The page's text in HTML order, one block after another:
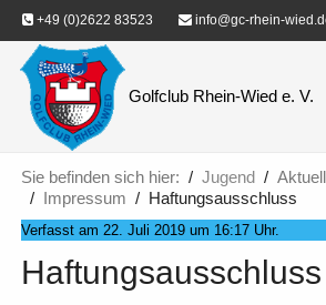
+49 (0)2622 83523 info@gc-rhein-
Golfclub Rhein-Wied e. V.
Sie befinden sich hier: Jugend
Impressum
Haftungsausschluss
Verfasst am 22. Juli 2019 um 16:17 Uhr.
Haftungsausschluss